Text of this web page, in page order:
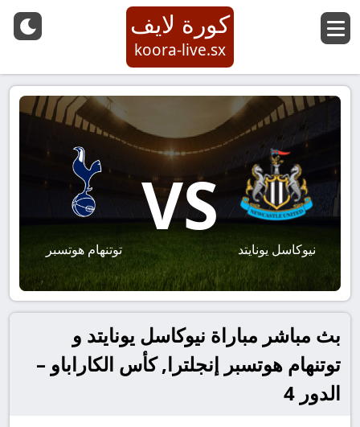
كورة لايف
koora-live.sx
نيوكاسل يونايتد
VS
توتنهام هوتسبر
بث مباشر مباراة نيوكاسل يونايتد و
توتنهام هوتسبر إنجلترا, كأس الكاراباو –
الدور 4